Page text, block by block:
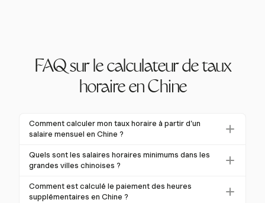
FAQ sur le calculateur de taux
horaire en Chine
Comment calculer mon taux horaire à partir d'un
salaire mensuel en Chine ?
Pour calculer votre taux horaire à partir d'un salaire
mensuel en Chine, divisez votre salaire mensuel par
dans un mois, puis par 8, les heures de travail
Quels sont les salaires horaires minimums dans les
grandes villes chinoises ?
Les salaires horaires minimums varient selon les villes
en Chine. Selon les dernières mises à jour, Pékin a le
Comment est calculé le paiement des heures
supplémentaires en Chine ?